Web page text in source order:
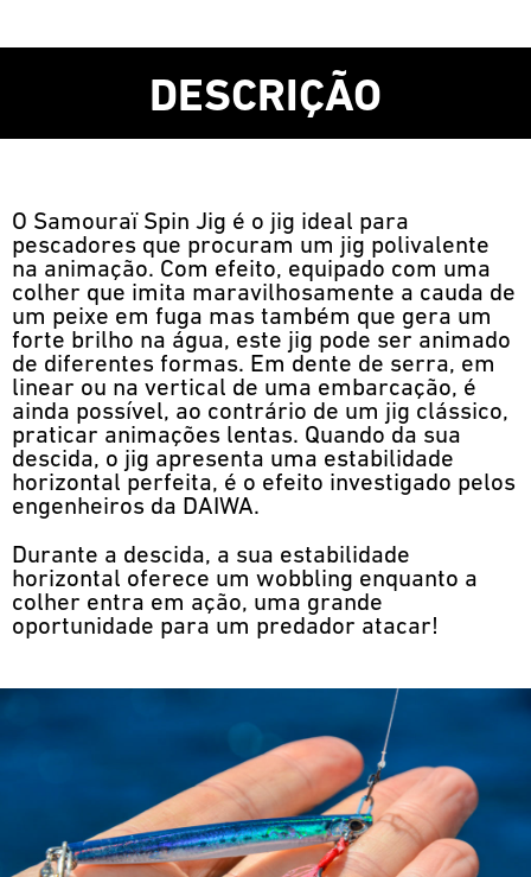
DESCRIÇÃO
O Samouraï Spin Jig é o jig ideal para
pescadores que procuram um jig polivalente
na animação. Com efeito, equipado com uma
colher que imita maravilhosamente a cauda de
um peixe em fuga mas também que gera um
forte brilho na água, este jig pode ser animado
de diferentes formas. Em dente de serra, em
linear ou na vertical de uma embarcação, é
ainda possível, ao contrário de um jig clássico,
praticar animações lentas. Quando da sua
descida, o jig apresenta uma estabilidade
horizontal perfeita, é o efeito investigado pelos
engenheiros da DAIWA.
Durante a descida, a sua estabilidade
horizontal oferece um wobbling enquanto a
colher entra em ação, uma grande
oportunidade para um predador atacar!